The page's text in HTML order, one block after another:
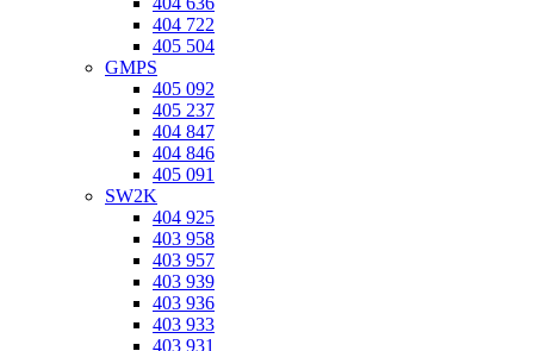
404 722
405 504
GMPS
405 092
405 237
404 847
404 846
405 091
SW2K
404 925
403 958
403 957
403 939
403 936
403 933
403 931